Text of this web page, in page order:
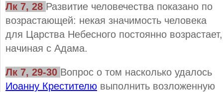
Лк 7, 28 Развитие человечества показано по
возрастающей: некая значимость человека
для Царства Небесного постоянно возрастает,
начиная с Адама.
Лк 7, 29-30 Вопрос о том насколько удалось
Иоанну Крестителю выполнить возложенную